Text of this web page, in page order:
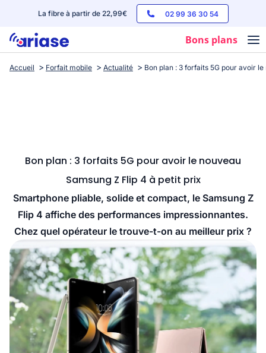
La fibre à partir de 22,99€ 02 99 36 30 54
Bons plans
Box internet
Streaming
Accueil Forfait mobile Actualité Bon plan : 3 forfaits 5G pour avoir
Bon plan : 3 forfaits 5G pour avoir le nouveau
Samsung Z Flip 4 à petit prix
Smartphone pliable, solide et compact, le Samsung Z
Flip 4 affiche des performances impressionnantes.
Chez quel opérateur le trouve-t-on au meilleur prix ?